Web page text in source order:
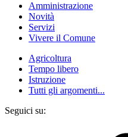
Amministrazione
Novità
Servizi
Vivere il Comune
Agricoltura
Tempo libero
Istruzione
Tutti gli argomenti...
Seguici su: